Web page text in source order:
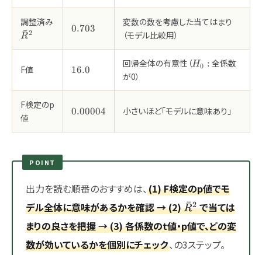
調整済み
\bar{R}^2
R
ˉ2 0.703
0.703
変数の数を考慮した当てはまり
（モデル比較用）
F値 16.0
16.0
回帰全体の有意性（H_0:
H0 : 全係数
が0）
F検定のp
値
0.00004
0.00004 小さいほど「モデルに意味あり」
POINT
出力を読む順番のおすすめは、 (1) F検定のp値でモ
デル全体に意味があるかを確認 → (2)\bar{R}^2
R
ˉ2で当ては
まりの良さを把握 → (3) 各係数のt値・p値で、どの変
数が効いているかを個別にチェック、の3ステップ。